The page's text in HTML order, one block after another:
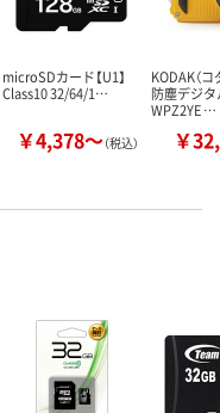
microSDカード【U1】
Class10 32/64/1…
￥4,378～（税込）
KODAK（
防塵デジ
WPZ2YE …
￥